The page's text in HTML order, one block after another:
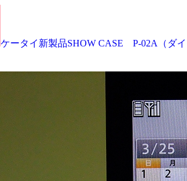
ケータイ新製品SHOW CASE P-02A（ダ